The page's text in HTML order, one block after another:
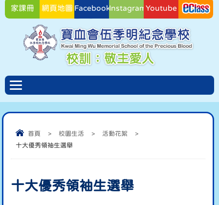
家課冊 網頁地圖 FacebookInstagramYoutube
首頁 > 校園生活 > 活動花絮
>
十大優秀領袖生選舉
十大優秀領袖生選舉